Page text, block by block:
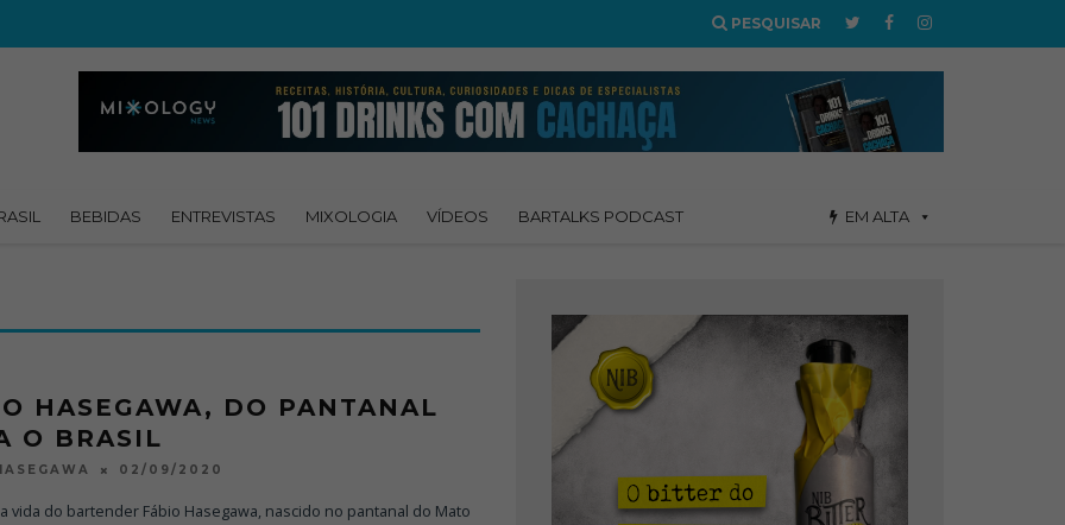
PESQUISAR
BEBIDAS ENTREVISTAS MIXOLOGIA VÍDEOS BARTALKS PODCAST EM ALTA
HASEGAWA, DO PANTANAL
O BRASIL
02/09/2020
vida do bartender Fábio Hasegawa, nascido no pantanal do Mato